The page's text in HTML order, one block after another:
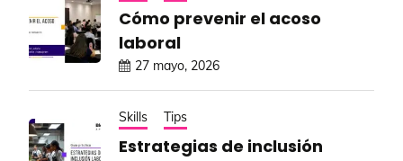
Cómo prevenir el acoso
laboral
27 mayo, 2026
Skills Tips
Estrategias de inclusión